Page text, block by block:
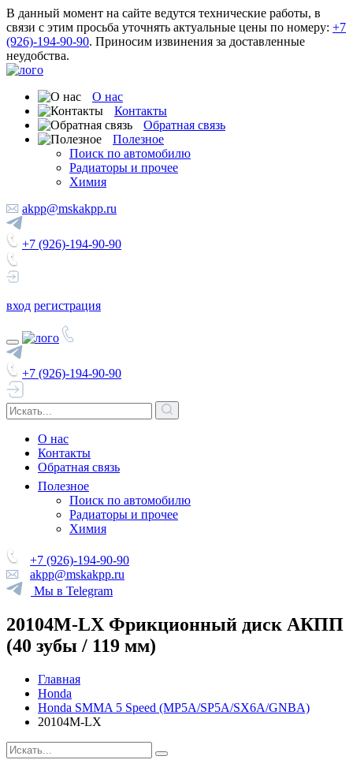
В данный момент на сайте ведутся технические работы, в
связи с этим просьба уточнять актуальные цены по номеру: +7
(926)-194-90-90. Приносим извинения за доставленные
неудобства.
О нас
Контакты
Обратная связь
Полезное
Поиск по автомобилю
Радиаторы и прочее
Химия
akpp@mskakpp.ru
+7 (926)-194-90-90
вход регистрация
+7 (926)-194-90-90
О нас
Контакты
Обратная связь
Полезное
Поиск по автомобилю
Радиаторы и прочее
Химия
+7 (926)-194-90-90
akpp@mskakpp.ru
Мы в Telegram
20104M-LX Фрикционный диск АКПП
(40 зубы / 119 мм)
Главная
Honda
Honda SMMA 5 Speed (MP5A/SP5A/SX6A/GNBA)
20104M-LX